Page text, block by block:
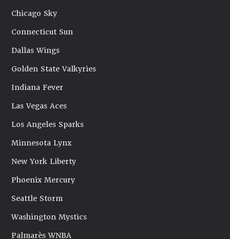
Chicago Sky
Connecticut Sun
Dallas Wings
Golden State Valkyries
Indiana Fever
Las Vegas Aces
Los Angeles Sparks
Minnesota Lynx
New York Liberty
Phoenix Mercury
Seattle Storm
Washington Mystics
Palmarès WNBA